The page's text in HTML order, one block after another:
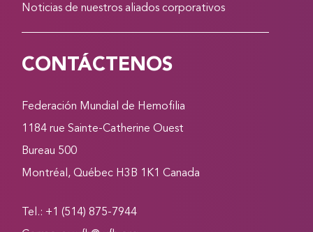
Noticias de nuestros aliados corporativos
CONTÁCTENOS
Federación Mundial de Hemofilia
1184 rue Sainte-Catherine Ouest
Bureau 500
Montréal, Québec H3B 1K1 Canada
Tel.: +1 (514) 875-7944